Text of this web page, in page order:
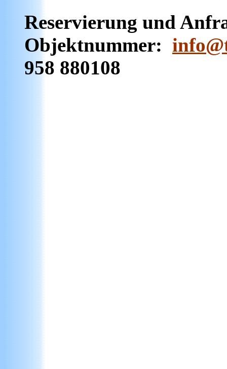
Reservierung und
Objektnummer:
958 880108